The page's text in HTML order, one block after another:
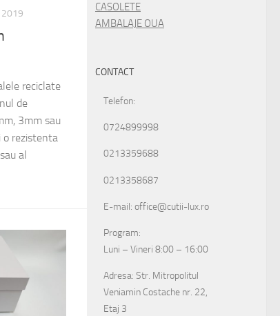
2019
reciclate
de
3mm sau
o rezistenta
al
CASOLETE
AMBALAJE OUA
CONTACT
Telefon:
0724899998
0213359688
0213358687
E-mail: office@cutii-lux.ro
Program:
Luni – Vineri 8:00 – 16:00
Adresa: Str. Mitropolitul
Veniamin Costache nr. 22,
Etaj 3